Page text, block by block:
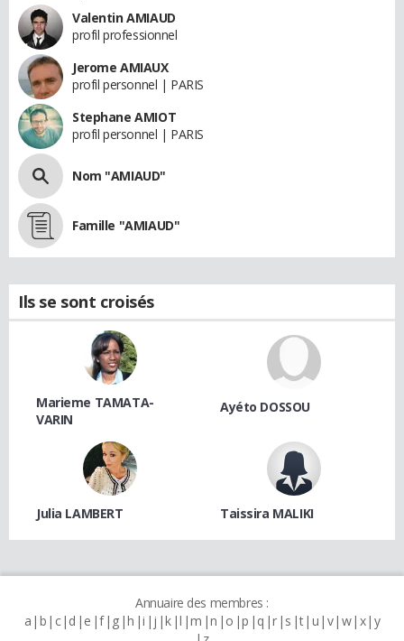
Valentin AMIAUD
profil professionnel
Jerome AMIAUX
profil personnel | PARIS
Stephane AMIOT
profil personnel | PARIS
Nom "AMIAUD"
Famille "AMIAUD"
Ils se sont croisés
Marieme TAMATA-
VARIN
Ayéto DOSSOU
Julia LAMBERT Taissira MALIKI
Annuaire des membres :
a b c d e f g h i j k l m n o p q r s t u v w x y